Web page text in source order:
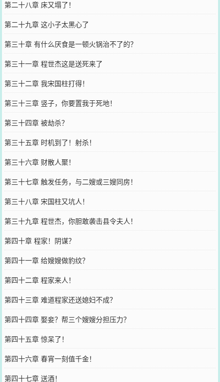
第二十八章 床又塌了！
第二十九章 这小子太黑心了
第三十章 有什么厌食是一顿火锅治不了的？
第三十一章 程世杰这是送死来了
第三十二章 我宋国柱打得！
第三十三章 竖子，你要置我于死地！
第三十四章 被劫杀？
第三十五章 时机到了！射杀！
第三十六章 财散人聚！
第三十七章 触发任务，与二嫂或三嫂同房！
第三十八章 宋国柱又坑人！
第三十九章 程世杰，你胆敢袭击县令夫人！
第四十章 程家！阴谋？
第四十一章 给嫂嫂做豹纹？
第四十二章 程家来人！
第四十三章 难道程家还送媳妇不成？
第四十四章 娶妾？帮三个嫂嫂分担压力？
第四十五章 惊呆了！
第四十六章 春宵一刻值千金！
第四十七章 送酒！